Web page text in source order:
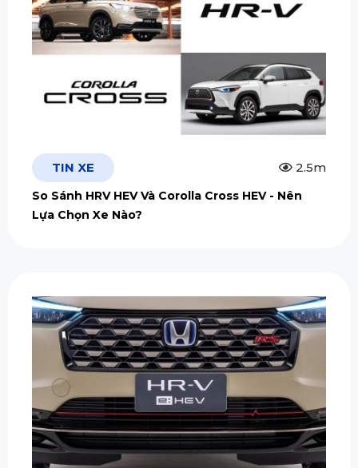
TIN XE 2.5m
So Sánh HRV HEV Và Corolla Cross HEV - Nên
Lựa Chọn Xe Nào?